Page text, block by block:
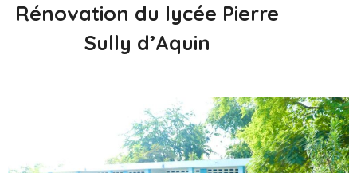
Rénovation du lycée Pierre
Sully d’Aquin